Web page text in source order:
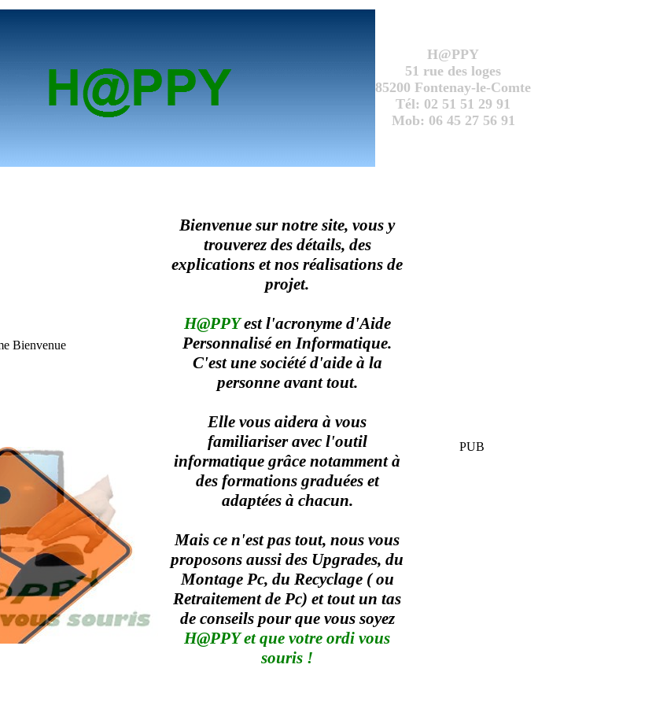
H@PPY
51 rue des loges
85200 Fontenay-le-Comte
Tél: 02 51 51 29 91
Mob: 06 45 27 56 91
Bienvenue
Bienvenue sur notre site, vous y
trouverez des détails, des
explications et nos réalisations de
projet.
H@PPYest l'acronyme d'Aide
Personnalisé en Informatique.
C'est une société d'aide à la
personne avant tout.
Elle vous aidera à vous
familiariser avec l'outil
informatique grâce notamment à
des formations graduées et
adaptées à chacun.
Mais ce n'est pas tout, nous vous
proposons aussi des Upgrades, du
Montage Pc, du Recyclage ( ou
Retraitement de Pc) et tout un tas
de conseils pour que vous soyez
H@PPY et que votre ordi vous
souris !
PUB